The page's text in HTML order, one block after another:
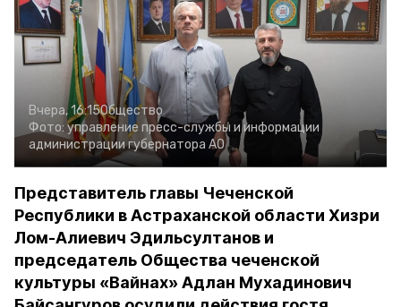
Вчера, 16:15Общество
Фото: управление пресс-службы и информации
администрации губернатора АО
Представитель главы Чеченской
Республики в Астраханской области Хизри
Лом-Алиевич Эдильсултанов и
председатель Общества чеченской
культуры «Вайнах» Адлан Мухадинович